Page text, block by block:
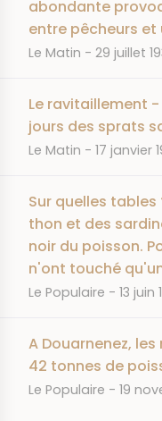
abondante
entre pêcheurs et
JOURNAL
Le Matin DATE
29 juillet
Le ravitaillement
jours des sprats
JOURNAL
Le Matin DATE
17 janvier
Sur quelles
thon et des
noir du poisson.
n'ont touché
JOURNAL
Le Populaire DATE
13 juin
A Douarnenez,
42 tonnes de
JOURNAL
Le Populaire DATE
19